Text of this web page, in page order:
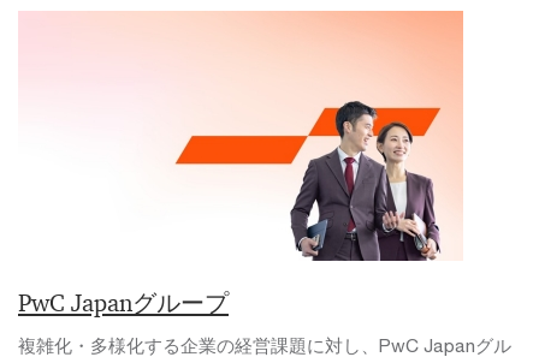
PwC Japanグループ
複雑化・多様化する企業の経営課題に対し、PwC Japanグル